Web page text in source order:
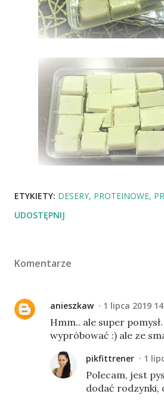
ETYKIETY: DESERY PROTEINOWE
UDOSTĘPNIJ
Komentarze
anieszkaw 1 lipca 2019
Hmm.. ale super
wypróbować :) ale ze
pikfittrener 1
Polecam, jest
dodać rodzynki,